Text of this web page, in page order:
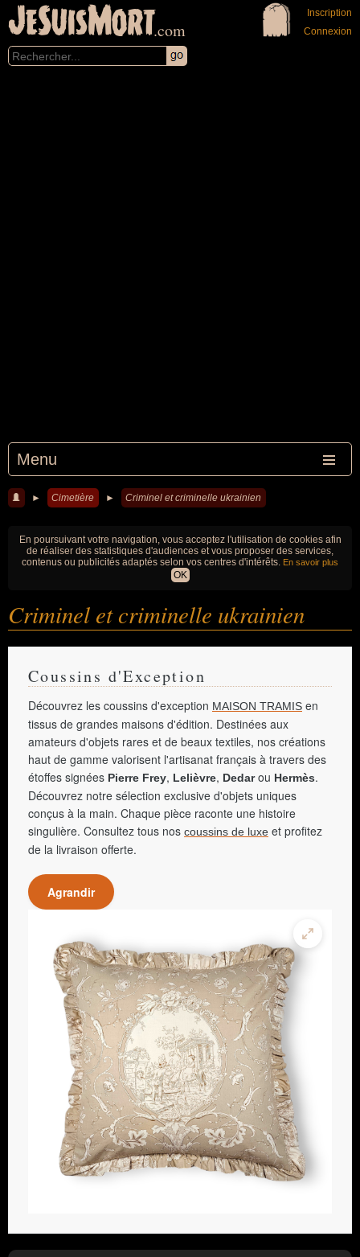
JeSuisMort.com
Menu
Inscription
Connexion
► Cimetière ► Criminel et criminelle ukrainien
En poursuivant votre navigation, vous acceptez l'utilisation de cookies afin
de réaliser des statistiques d'audiences et vous proposer des services,
contenus ou publicités adaptés selon vos centres d'intérêts. En savoir plus
OK
Criminel et criminelle ukrainien
Coussins d'Exception
Découvrez les coussins d'exception MAISON TRAMIS en
tissus de grandes maisons d'édition. Destinées aux
amateurs d'objets rares et de beaux textiles, nos créations
haut de gamme valorisent l'artisanat français à travers des
étoffes signées Pierre Frey, Lelièvre, Dedarou Hermès.
Découvrez notre sélection exclusive d'objets uniques
conçus à la main. Chaque pièce raconte une histoire
singulière. Consultez tous nos coussins de luxe et profitez
de la livraison offerte.
Agrandir